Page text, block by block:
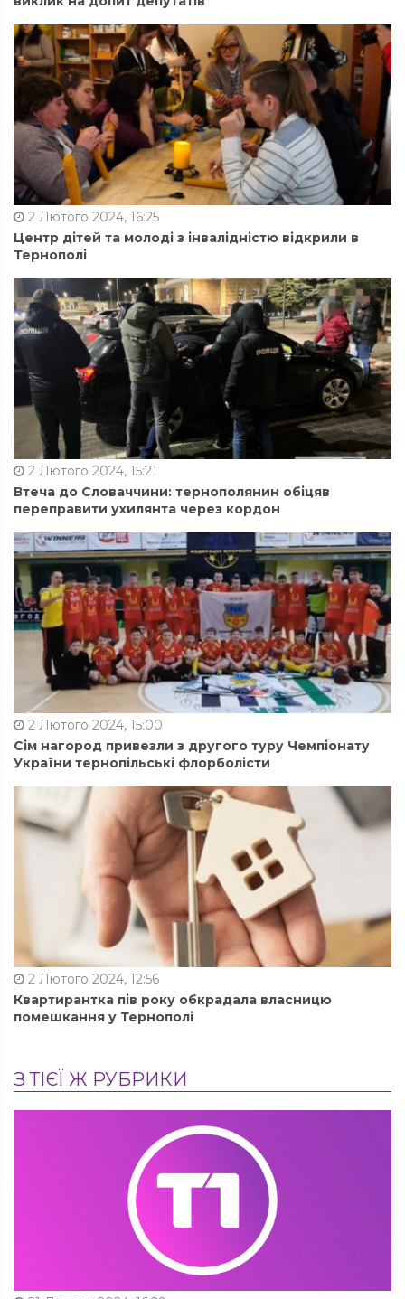
2 Лютого 2024, 16:25
Центр дітей та молоді з інвалідністю відкрили в
Тернополі
2 Лютого 2024, 15:21
Втеча до Словаччини: тернополянин обіцяв
переправити ухилянта через кордон
2 Лютого 2024, 15:00
Сім нагород привезли з другого туру Чемпіонату
України тернопільські флорболісти
2 Лютого 2024, 12:56
Квартирантка пів року обкрадала власницю
помешкання у Тернополі
З ТІЄЇ Ж РУБРИКИ